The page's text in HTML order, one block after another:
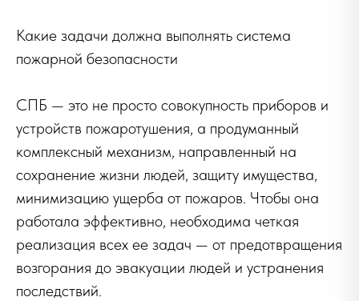
Какие задачи должна выполнять система
пожарной безопасности
СПБ — это не просто совокупность приборов и
устройств пожаротушения, а продуманный
комплексный механизм, направленный на
сохранение жизни людей, защиту имущества,
минимизацию ущерба от пожаров. Чтобы она
работала эффективно, необходима четкая
реализация всех ее задач — от предотвращения
возгорания до эвакуации людей и устранения
последствий.